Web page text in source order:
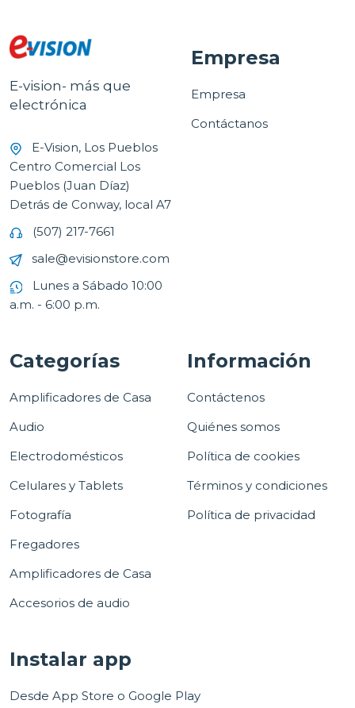
E-vision- más que
electrónica
E-Vision, Los Pueblos
Centro Comercial Los
Pueblos (Juan Díaz)
Detrás de Conway, local A7
(507) 217-7661
sale@evisionstore.com
Lunes a Sábado 10:00
a.m. - 6:00 p.m.
Empresa
Empresa
Contáctanos
Categorías
Amplificadores de Casa
Audio
Electrodomésticos
Celulares y Tablets
Fotografía
Fregadores
Amplificadores de Casa
Accesorios de audio
Información
Contáctenos
Quiénes somos
Política de cookies
Términos y condiciones
Política de privacidad
Instalar app
Desde App Store o Google Play